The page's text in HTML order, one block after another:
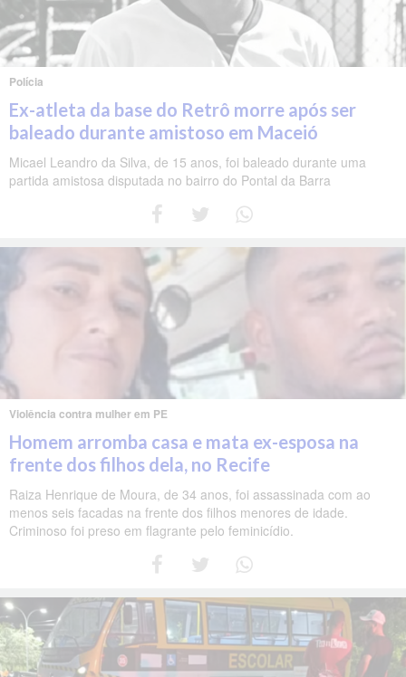
Polícia
Ex-atleta da base do Retrô morre após ser
baleado durante amistoso em Maceió
Micael Leandro da Silva, de 15 anos, foi baleado durante uma
partida amistosa disputada no bairro do Pontal da Barra
Violência contra mulher em PE
Homem arromba casa e mata ex-esposa na
frente dos filhos dela, no Recife
Raiza Henrique de Moura, de 34 anos, foi assassinada com ao
menos seis facadas na frente dos filhos menores de idade.
Criminoso foi preso em flagrante pelo feminicídio.